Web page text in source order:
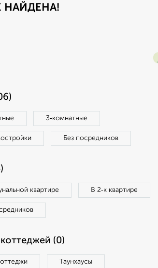
НАЙДЕНА!
3‑комнатные
Без посредников
квартире В 2‑к квартире
(0)
Таунхаусы